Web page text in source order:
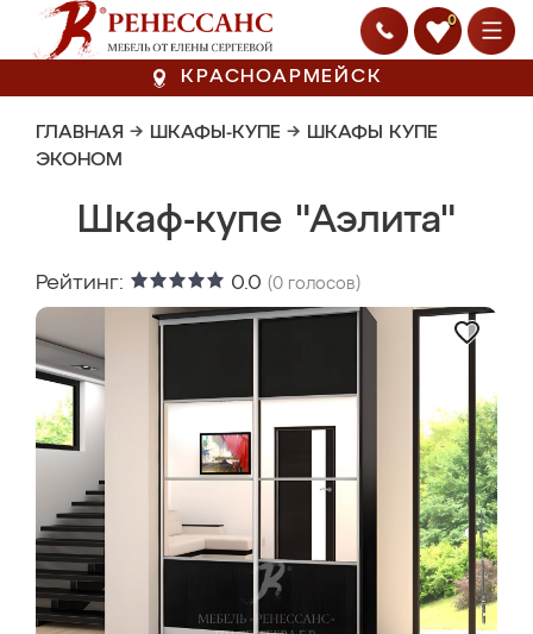
0
КРАСНОАРМЕЙСК
ГЛАВНАЯ → ШКАФЫ-КУПЕ → ШКАФЫ КУПЕ
ЭКОНОМ
Шкаф-купе "Аэлита"
Рейтинг: 0.0 (0 голосов)